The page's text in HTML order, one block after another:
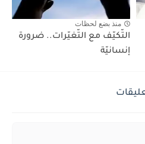
منذ بضع لحظات
التّكيّف مع التّغيّرات.. ضرورة
إنسانيّة